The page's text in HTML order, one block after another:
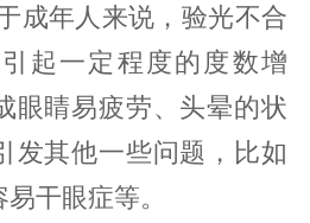
成年人来说，验光不合
起一定程度的度数增
眼睛易疲劳、头晕的状
发其他一些问题，比如
干眼症等。